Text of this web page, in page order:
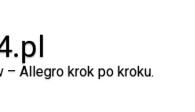
– Allegro krok po kroku.